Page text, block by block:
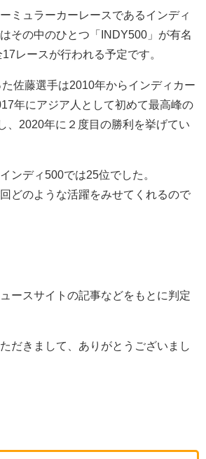
ミュラーカーレースであるインディ
その中のひとつ「INDY500」が有名
レースが行われる予定です。
佐藤選手は2010年からインディカー
年にアジア人として初めて最高峰の
、2020年に２度目の勝利を挙げてい
ンディ500では25位でした。
どのような活躍をみせてくれるので
ースサイトの記事などをもとに判定
だきまして、ありがとうございまし